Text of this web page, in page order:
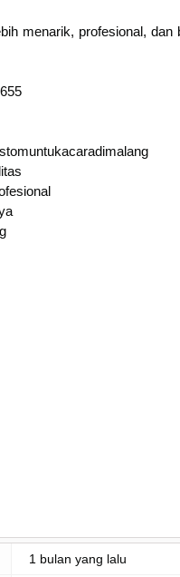
menarik, profesional, dan
1 bulan yang lalu